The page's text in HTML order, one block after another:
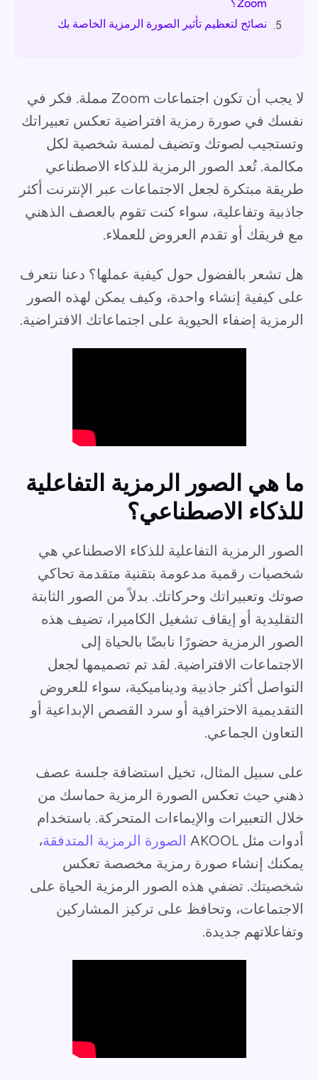
Zoom؟
5.
نصائح لتعظيم تأثير الصورة الرمزية الخاصة بك
لا يجب أن تكون اجتماعات Zoom مملة. فكر في
نفسك في صورة رمزية افتراضية تعكس تعبيراتك
وتستجيب لصوتك وتضيف لمسة شخصية لكل
مكالمة. تُعد الصور الرمزية للذكاء الاصطناعي
طريقة مبتكرة لجعل الاجتماعات عبر الإنترنت أكثر
جاذبية وتفاعلية، سواء كنت تقوم بالعصف الذهني
مع فريقك أو تقدم العروض للعملاء.
هل تشعر بالفضول حول كيفية عملها؟ دعنا نتعرف
على كيفية إنشاء واحدة، وكيف يمكن لهذه الصور
الرمزية إضفاء الحيوية على اجتماعاتك الافتراضية.
ما هي الصور الرمزية التفاعلية
للذكاء الاصطناعي؟
الصور الرمزية التفاعلية للذكاء الاصطناعي هي
شخصيات رقمية مدعومة بتقنية متقدمة تحاكي
صوتك وتعبيراتك وحركاتك. بدلاً من الصور الثابتة
التقليدية أو إيقاف تشغيل الكاميرا، تضيف هذه
الصور الرمزية حضورًا نابضًا بالحياة إلى
الاجتماعات الافتراضية. لقد تم تصميمها لجعل
التواصل أكثر جاذبية وديناميكية، سواء للعروض
التقديمية الاحترافية أو سرد القصص الإبداعية أو
التعاون الجماعي.
على سبيل المثال، تخيل استضافة جلسة عصف
ذهني حيث تعكس الصورة الرمزية حماسك من
خلال التعبيرات والإيماءات المتحركة. باستخدام
أدوات مثل AKOOL
الصورة الرمزية المتدفقة،
يمكنك إنشاء صورة رمزية مخصصة تعكس
شخصيتك. تضفي هذه الصور الرمزية الحياة على
الاجتماعات، وتحافظ على تركيز المشاركين
وتفاعلاتهم جديدة.